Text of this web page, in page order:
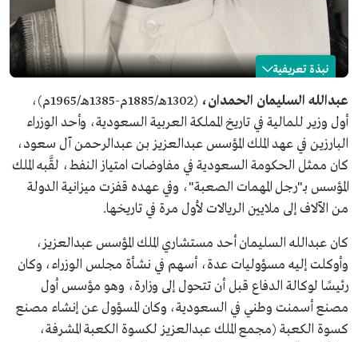
نبذة تعريفية
عبدالله السليمان
الاسم
عبدالله السليمان.
تاريخ الميلاد
1885م.
مكان الميلاد
محافظة عنيزة.
تاريخ الوفاة
عبدالله السليمان الحمدان،
(1302هـ/1885م-1385هـ/1965م)،
أول وزير للمالية في تاريخ المملكة العربية السعودية، وأحد الوزراء
البارزين في عهد الملك المؤسس عبدالعزيز بن عبدالرحمن آل سعود،
كان ممثل الحكومة السعودية في مفاوضات امتياز النفط، لقَّبه الملك
المؤسس بـ"رجل المهمات الصعبة"، وفي عهده قفزت ميزانية الدولة
من الآلاف إلى ملايين الريالات لأول مرة في تاريخها.
كان عبدالله السليمان أحد مستشاري الملك المؤسس عبدالعزيز،
وأوكلت إليه مسؤوليات عدة، أسهم في نشأة مجلس الوزراء، وكان
رئيسًا لوكالة الدفاع قبل أن تتحول إلى وزارة، وهو مؤسس أول
مصنع أسمنت وطني في السعودية، وكان المسؤول عن إنشاء مصنع
كسوة الكعبة (مجمع الملك عبدالعزيز لكسوة الكعبة المشرفة،